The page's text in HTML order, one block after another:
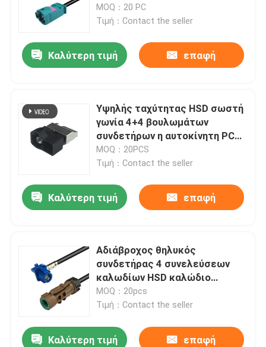
καλώδιο στοιχείων υψηλής
ταχύτητας Ζ FAKRA
MOQ：20 PC
Τιμή：Contact the seller
Καλύτερη τιμή επαφή
Υψηλής ταχύτητας HSD σωστή
γωνία 4+4 βουλωμάτων
συνδετήρων η αυτοκίνητη PCB
καρφιτσών τοποθετεί
MOQ：20PCS
Τιμή：Contact the seller
Καλύτερη τιμή επαφή
Αδιάβροχος θηλυκός
συνδετήρας 4 συνελεύσεων
καλωδίων HSD καλώδιο
στοιχείων υψηλής ταχύτητας
καρφιτσών
MOQ：20pcs
Τιμή：Contact the seller
Καλύτερη τιμή επαφή